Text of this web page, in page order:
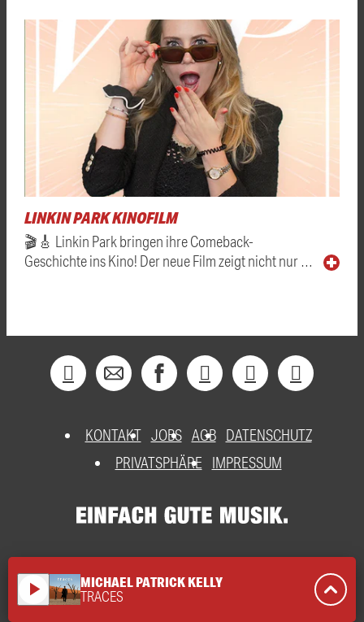
LINKIN PARK KINOFILM
🎬🎸 Linkin Park bringen ihre Comeback-
Geschichte ins Kino! Der neue Film zeigt nicht nur …
KONTAKT JOBS AGB DATENSCHUTZ
PRIVATSPHÄRE
IMPRESSUM
play_arrow MICHAEL PATRICK KELLY
TRACES